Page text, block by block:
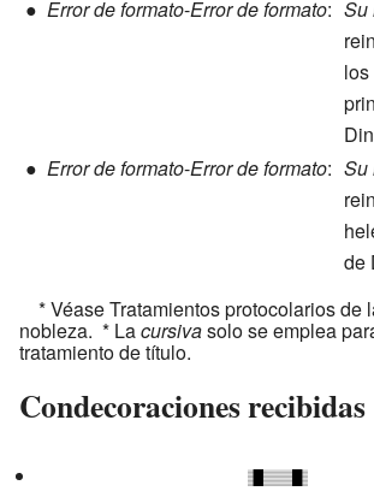
● Error de formato-Error de formato: Su
● Error de formato-Error de formato: Su
de
* Véase Tratamientos protocolarios de
nobleza. * Lacursivasolo se emplea
tratamiento de título.
Condecoraciones recibidas